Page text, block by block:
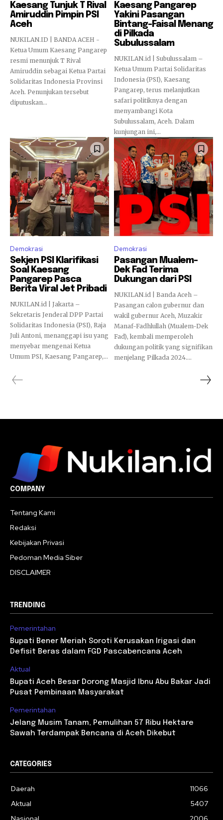
Kaesang Tunjuk T Rival
Amiruddin Pimpin PSI
Aceh
NUKILAN.ID | BANDA ACEH -
Ketua Umum Kaesang Pangarep
resmi menunjuk T Rival
Amiruddin sebagai Ketua Partai
Solidaritas Indonesia Provinsi
Aceh. Penunjukan tersebut
diputuskan...
Kaesang Pangarep
Yakini Pasangan
Bintang-Faisal Menang
di Pilkada
Subulussalam
NUKILAN.id | Subulussalam –
Ketua Umum Partai Solidaritas
Indonesia (PSI), Kaesang
Pangarep, terus melanjutkan
safari politiknya dengan
menyambangi Kota
Subulussalam, Aceh. Dalam
kunjungan ini,...
Demokrasi
Sekjen PSI Klarifikasi
Soal Kaesang
Pangarep Pasca
Berita Viral Jet Pribadi
NUKILAN.id | Jakarta –
Sekretaris Jenderal DPP Partai
Solidaritas Indonesia (PSI), Raja
Juli Antoni, menanggapi isu yang
menyebar mengenai Ketua
Umum PSI, Kaesang Pangarep,...
Demokrasi
Pasangan Mualem-
Dek Fad Terima
Dukungan dari PSI
NUKILAN.id | Banda Aceh –
Pasangan calon gubernur dan
wakil gubernur Aceh, Muzakir
Manaf-Fadhlullah (Mualem-Dek
Fad), kembali memperoleh
dukungan politik yang signifikan
menjelang Pilkada 2024....
COMPANY
Tentang Kami
Redaksi
Kebijakan Privasi
Pedoman Media Siber
DISCLAIMER
TRENDING
Pemerintahan
Bupati Bener Meriah Soroti Kerusakan Irigasi dan
Defisit Beras dalam FGD Pascabencana Aceh
Aktual
Bupati Aceh Besar Dorong Masjid Ibnu Abu Bakar Jadi
Pusat Pembinaan Masyarakat
Pemerintahan
Jelang Musim Tanam, Pemulihan 57 Ribu Hektare
Sawah Terdampak Bencana di Aceh Dikebut
CATEGORIES
Daerah
11066
Aktual
5407